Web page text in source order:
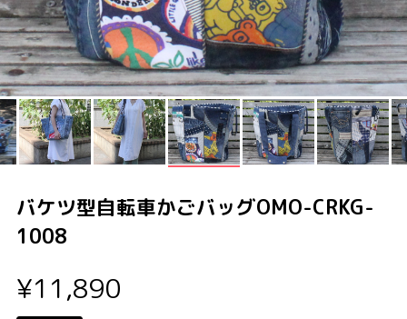
バケツ型自転車かごバッグOMO-CRKG-
1008
¥11,890